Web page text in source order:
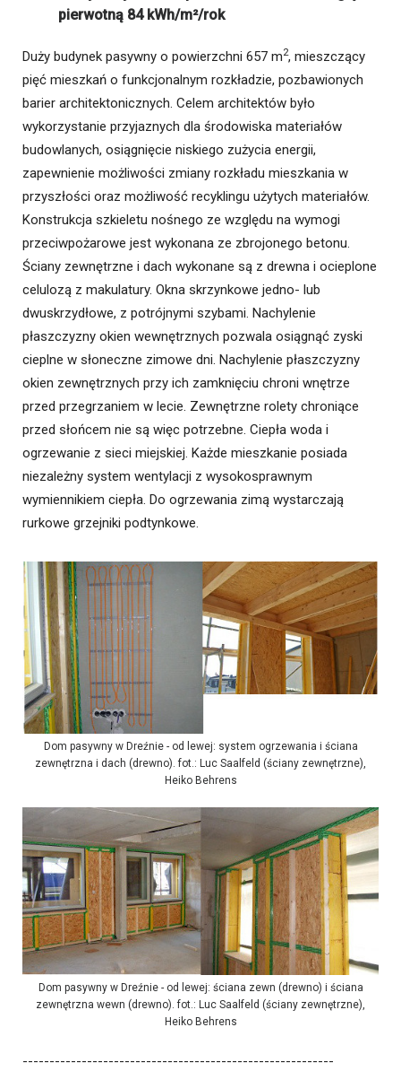
pierwotną 84 kWh/m²/rok
Duży budynek pasywny o powierzchni 657 m2, mieszczący
pięć mieszkań o funkcjonalnym rozkładzie, pozbawionych
barier architektonicznych. Celem architektów było
wykorzystanie przyjaznych dla środowiska materiałów
budowlanych, osiągnięcie niskiego zużycia energii,
zapewnienie możliwości zmiany rozkładu mieszkania w
przyszłości oraz możliwość recyklingu użytych materiałów.
Konstrukcja szkieletu nośnego ze względu na wymogi
przeciwpożarowe jest wykonana ze zbrojonego betonu.
Ściany zewnętrzne i dach wykonane są z drewna i ocieplone
celulozą z makulatury. Okna skrzynkowe jedno- lub
dwuskrzydłowe, z potrójnymi szybami. Nachylenie
płaszczyzny okien wewnętrznych pozwala osiągnąć zyski
cieplne w słoneczne zimowe dni. Nachylenie płaszczyzny
okien zewnętrznych przy ich zamknięciu chroni wnętrze
przed przegrzaniem w lecie. Zewnętrzne rolety chroniące
przed słońcem nie są więc potrzebne. Ciepła woda i
ogrzewanie z sieci miejskiej. Każde mieszkanie posiada
niezależny system wentylacji z wysokosprawnym
wymiennikiem ciepła. Do ogrzewania zimą wystarczają
rurkowe grzejniki podtynkowe.
Dom pasywny w Dreźnie - od lewej: system ogrzewania i ściana
zewnętrzna i dach (drewno). fot.: Luc Saalfeld (ściany zewnętrzne),
Heiko Behrens
Dom pasywny w Dreźnie - od lewej: ściana zewn (drewno) i ściana
zewnętrzna wewn (drewno). fot.: Luc Saalfeld (ściany zewnętrzne),
Heiko Behrens
----------------------------------------------------------